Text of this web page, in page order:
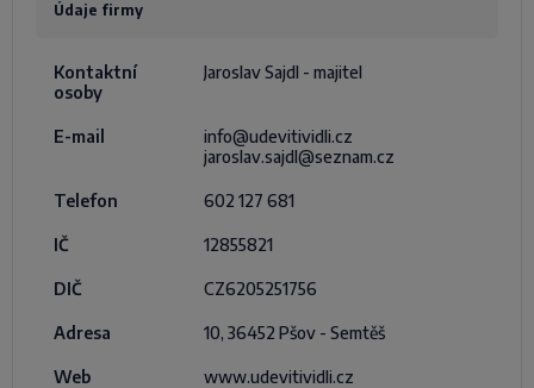
Údaje firmy
Kontaktní
osoby
Jaroslav Sajdl - majitel
E-mail
info@udevitividli.cz
jaroslav.sajdl@seznam.cz
Telefon 602 127 681
IČ 12855821
DIČ CZ6205251756
Adresa 10, 36452 Pšov - Semtěš
Web www.udevitividli.cz